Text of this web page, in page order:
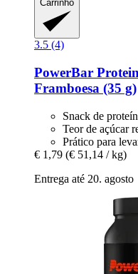
Carrinho
3.5 (4)
PowerBar
Framboesa (35 g)
Snack de
Teor de açúcar
Prático para
€ 1,79 (€ 51,14 / kg)
Entrega até 20. agosto